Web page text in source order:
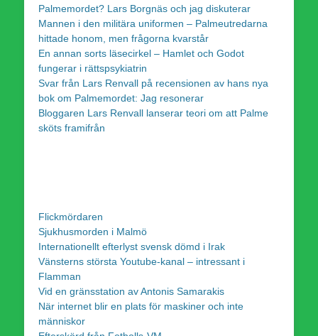
Palmemordet? Lars Borgnäs och jag diskuterar
Mannen i den militära uniformen – Palmeutredarna
hittade honom, men frågorna kvarstår
En annan sorts läsecirkel – Hamlet och Godot
fungerar i rättspsykiatrin
Svar från Lars Renvall på recensionen av hans nya
bok om Palmemordet: Jag resonerar
Bloggaren Lars Renvall lanserar teori om att Palme
sköts framifrån
Flickmördaren
Sjukhusmorden i Malmö
Internationellt efterlyst svensk dömd i Irak
Vänsterns största Youtube-kanal – intressant i
Flamman
Vid en gränsstation av Antonis Samarakis
När internet blir en plats för maskiner och inte
människor